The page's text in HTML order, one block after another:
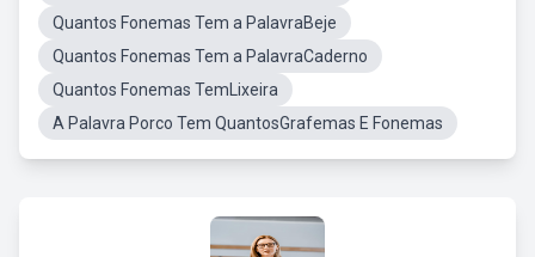
Quantos Fonemas Tem a PalavraBeje
Quantos Fonemas Tem a PalavraCaderno
Quantos Fonemas TemLixeira
A Palavra Porco Tem QuantosGrafemas E Fonemas